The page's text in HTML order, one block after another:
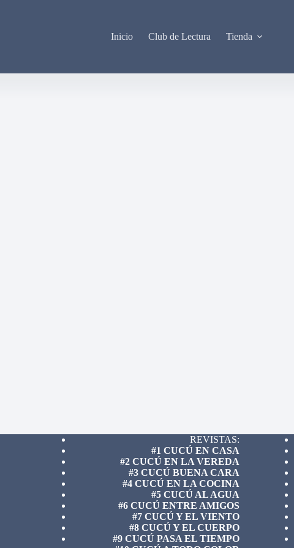
Inicio
Club de Lectura Tienda
REVISTAS:
#1 CUCÚ EN CASA
#2 CUCÚ EN LA VEREDA
#3 CUCÚ BUENA CARA
#4 CUCÚ EN LA COCINA
#5 CUCÚ AL AGUA
#6 CUCÚ ENTRE AMIGOS
#7 CUCÚ Y EL VIENTO
#8 CUCÚ Y EL CUERPO
#9 CUCÚ PASA EL TIEMPO